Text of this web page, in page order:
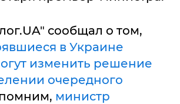
сообщал о том,
в Украине
изменить решение
очередного
министр